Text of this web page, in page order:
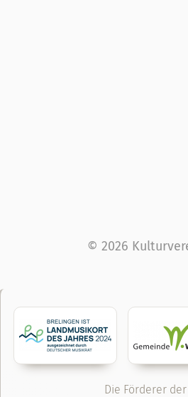
© 2026
Die Förderer